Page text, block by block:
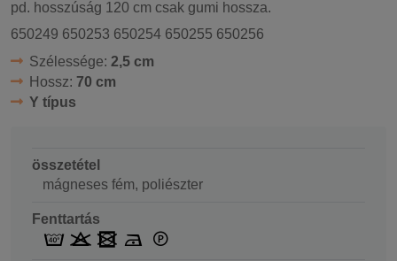
pd. hosszúság 120 cm csak gumi hossza.
650249 650253 650254 650255 650256
Szélessége: 2,5 cm
Hossz: 70 cm
Y típus
összetétel
mágneses fém, poliészter
Fenttartás